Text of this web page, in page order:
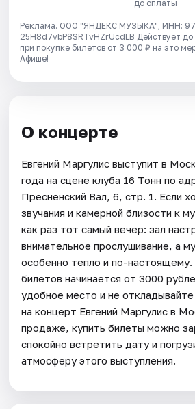
до оплаты
Реклама. ООО "ЯНДЕКС МУЗЫКА", ИНН:
25H8d7vbP8SRTvHZrUcdLB Действует
при покупке билетов от 3 000 ₽ на это
Афише!
О концерте
Евгений Маргулис выступит в
года на сцене клуба 16 Тонн по
Пресненский Вал, 6, стр. 1. Если
звучания и камерной близости к
как раз тот самый вечер: зал
внимательное прослушивание, а
особенно тепло и по-
билетов начинается от 3000
удобное место и не
на концерт Евгений Маргулис в
продаже, купить билеты можно
спокойно встретить дату и
атмосферу этого выступления.